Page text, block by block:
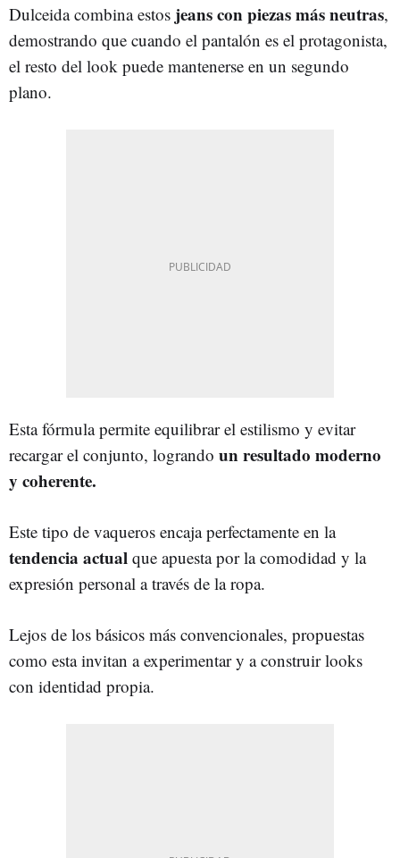
Dulceida combina estos jeans con piezas más neutras,
demostrando que cuando el pantalón es el protagonista,
el resto del look puede mantenerse en un segundo
plano.
Esta fórmula permite equilibrar el estilismo y evitar
recargar el conjunto, logrando un resultado moderno
y coherente.
Este tipo de vaqueros encaja perfectamente en la
tendencia actual que apuesta por la comodidad y la
expresión personal a través de la ropa.
Lejos de los básicos más convencionales, propuestas
como esta invitan a experimentar y a construir looks
con identidad propia.